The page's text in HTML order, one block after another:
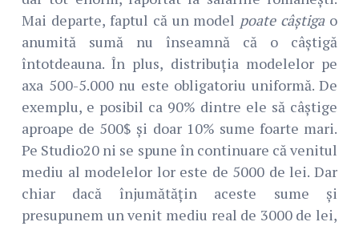
Mai departe, faptul că un model poate câștigao
anumită sumă nu înseamnă că o câștigă
întotdeauna. În plus, distribuția modelelor pe
axa 500-5.000 nu este obligatoriu uniformă. De
exemplu, e posibil ca 90% dintre ele să câștige
aproape de 500$ și doar 10% sume foarte mari.
Pe Studio20 ni se spune în continuare că venitul
mediu al modelelor lor este de 5000 de lei. Dar
chiar dacă înjumătățin aceste sume și
presupunem un venit mediu real de 3000 de lei,